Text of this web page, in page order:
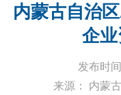
内蒙古自治
企
发布时
来源： 内蒙